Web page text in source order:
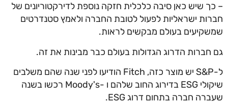
– כך שיש כאן סיבה כלכלית חזקה נוספת לדירקטוריונים של
חברות ישראליות לפעול לטובת החברה ולאמץ סטנדרטים
שמשקיעים בעולם מבקשים לראות.
גם חברות הדרוג הגדולות בעולם כבר מבינות את זה.
ל-S&P יש מוצר כזה, Fitch הודיעו לפני שנה שהם משלבים
שיקולי ESG בדירוג החוב שלהם ו -Moody's רכשו בשנה
שעברה חברה בתחום דרוג ESG.